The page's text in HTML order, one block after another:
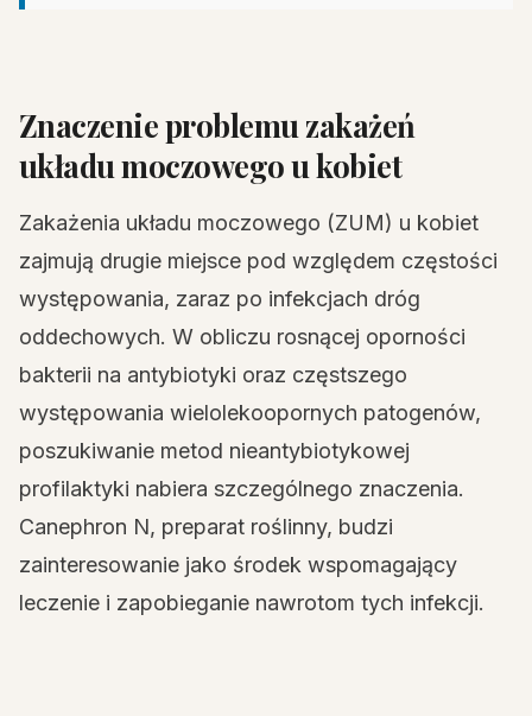
Znaczenie problemu zakażeń
układu moczowego u kobiet
Zakażenia układu moczowego (ZUM) u kobiet
zajmują drugie miejsce pod względem częstości
występowania, zaraz po infekcjach dróg
oddechowych. W obliczu rosnącej oporności
bakterii na antybiotyki oraz częstszego
występowania wielolekoopornych patogenów,
poszukiwanie metod nieantybiotykowej
profilaktyki nabiera szczególnego znaczenia.
Canephron N, preparat roślinny, budzi
zainteresowanie jako środek wspomagający
leczenie i zapobieganie nawrotom tych infekcji.